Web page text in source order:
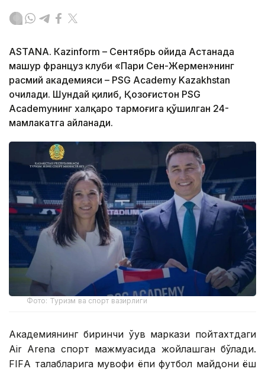
ASTANА. Кazinform – Сентябрь ойида Астанада
машҳур француз клуби «Пари Сен-Жермен»нинг
расмий академияси – PSG Academy Kazakhstan
очилади. Шундай қилиб, Қозоғистон PSG
Academyнинг халқаро тармоғига қўшилган 24-
мамлакатга айланади.
Фото: Туризм ва спорт вазирлиги
Академиянинг биринчи ўқув маркази пойтахтдаги
Air Arena спорт мажмуасида жойлашган бўлади.
FIFА талабларига мувофиқ ёпиқ футбол майдони ёш